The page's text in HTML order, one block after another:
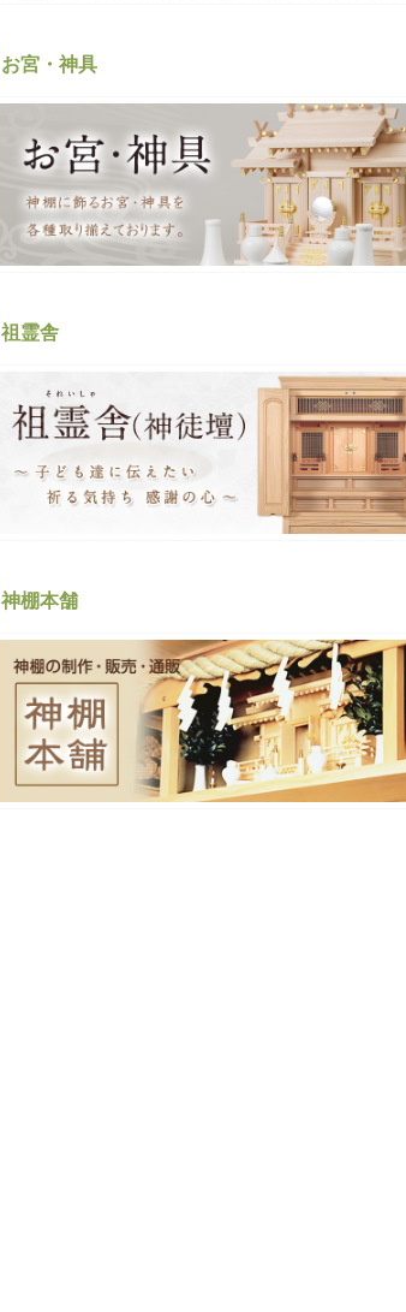
お宮・神具
祖霊舎
神棚本舗